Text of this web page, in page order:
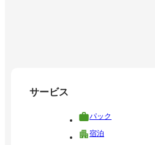
サービス
パック
宿泊